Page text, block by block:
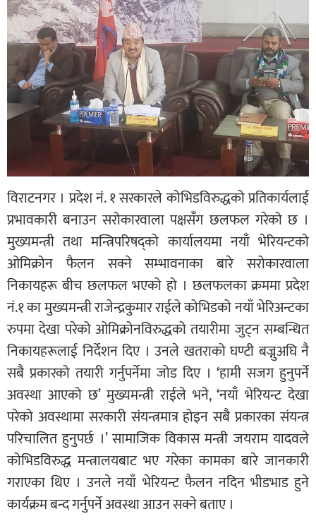
विराटनगर । प्रदेश नं. १ सरकारले कोभिडविरुद्धको प्रतिकार्यलाई
प्रभावकारी बनाउन सरोकारवाला पक्षसँग छलफल गरेको छ ।
मुख्यमन्त्री तथा मन्त्रिपरिषद्को कार्यालयमा नयाँ भेरियन्टको
ओमिक्रोन फैलन सक्ने सम्भावनाका बारे सरोकारवाला
निकायहरू बीच छलफल भएको हो । छलफलका क्रममा प्रदेश
नं.१ का मुख्यमन्त्री राजेन्द्रकुमार राईले कोभिडको नयाँ भेरिअन्टका
रुपमा देखा परेको ओमिक्रोनविरुद्धको तयारीमा जुट्न सम्बन्धित
निकायहरूलाई निर्देशन दिए । उनले खतराको घण्टी बज्नुअघि नै
सबै प्रकारको तयारी गर्नुपर्नेमा जोड दिए । ‘हामी सजग हुनुपर्ने
अवस्था आएको छ’ मुख्यमन्त्री राईले भने, ‘नयाँ भेरियन्ट देखा
परेको अवस्थामा सरकारी संयन्त्रमात्र होइन सबै प्रकारका संयन्त्र
परिचालित हुनुपर्छ ।’ सामाजिक विकास मन्त्री जयराम यादवले
कोभिडविरुद्ध मन्त्रालयबाट भए गरेका कामका बारे जानकारी
गराएका थिए । उनले नयाँ भेरियन्ट फैलन नदिन भीडभाड हुने
कार्यक्रम बन्द गर्नुपर्ने अवस्था आउन सक्ने बताए ।